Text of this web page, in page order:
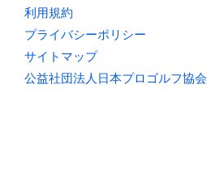
利用規約
プライバシーポリシー
サイトマップ
公益社団法人日本プロゴルフ協会